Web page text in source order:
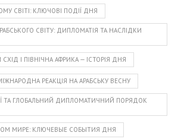
СВІТІ: КЛЮЧОВІ ПОДІЇ ДНЯ
СВІТУ: ДИПЛОМАТІЯ ТА НАСЛІДКИ
І ПІВНІЧНА АФРИКА — ІСТОРІЯ ДНЯ
РЕАКЦІЯ НА АРАБСЬКУ ВЕСНУ
ТА ГЛОБАЛЬНИЙ ДИПЛОМАТИЧНИЙ ПОРЯДОК
МИРЕ: КЛЮЧЕВЫЕ СОБЫТИЯ ДНЯ